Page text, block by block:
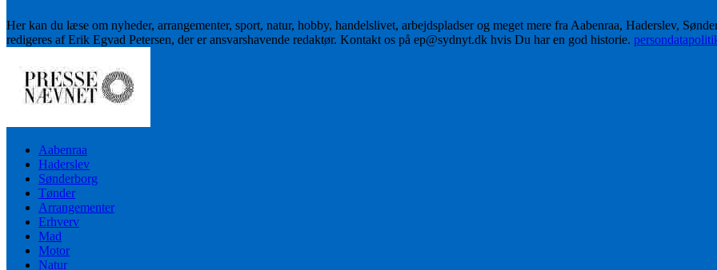
Her kan du læse om nyheder, arrangementer, sport, natur, hobby, handelslivet, arbejdspladser og meget mere fra Aabenraa, Haderslev,
redigeres af Erik Egvad Petersen, der er ansvarshavende redaktør. Kontakt os på ep@sydnyt.dk hvis Du har en god historie.
Aabenraa
Haderslev
Sønderborg
Tønder
Arrangementer
Erhverv
Mad
Motor
Natur